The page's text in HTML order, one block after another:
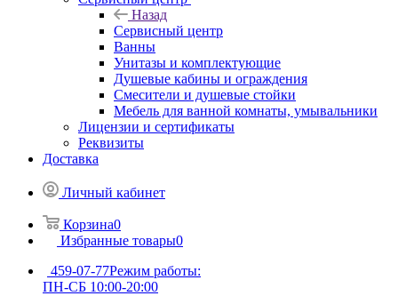
Назад
Сервисный центр
Ванны
Унитазы и комплектующие
Душевые кабины и ограждения
Смесители и душевые стойки
Мебель для ванной комнаты, умывальники
Лицензии и сертификаты
Реквизиты
Доставка
Личный кабинет
Корзина0
Избранные товары0
459-07-77Режим работы:
ПН-СБ 10:00-20:00